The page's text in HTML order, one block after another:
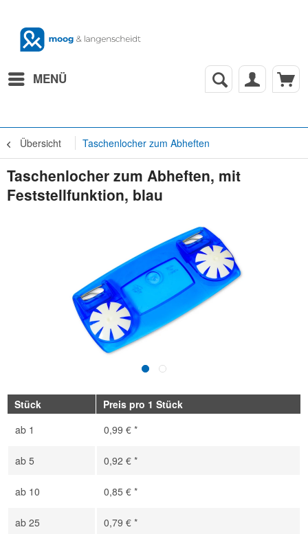
MENÜ
Übersicht Taschenlocher zum Abheften
Taschenlocher zum Abheften, mit
Feststellfunktion, blau
Stück
Preis pro 1 Stück
ab 1 0,99 € *
ab 5 0,92 € *
ab 10 0,85 € *
ab 25 0,79 € *